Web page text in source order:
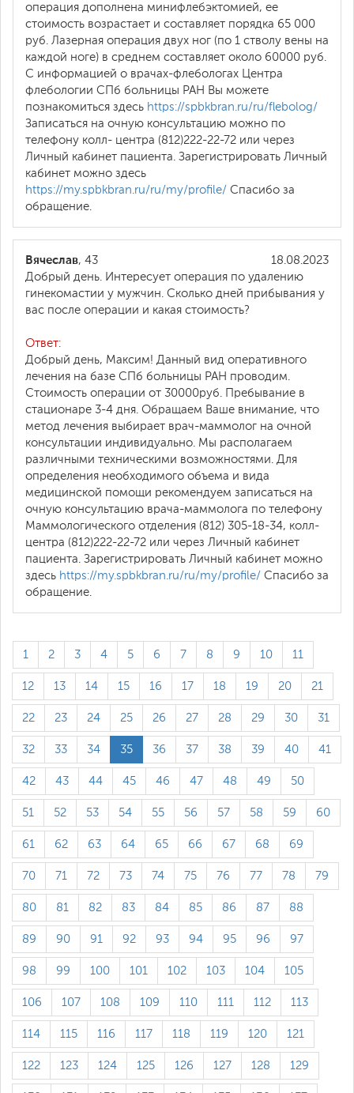
операция дополнена минифлебэктомией, ее
стоимость возрастает и составляет порядка 65 000
руб. Лазерная операция двух ног (по 1 стволу вены на
каждой ноге) в среднем составляет около 60000 руб.
С информацией о врачах-флебологах Центра
флебологии СПб больницы РАН Вы можете
познакомиться здесь https://spbkbran.ru/ru/flebolog/
Записаться на очную консультацию можно по
телефону колл- центра (812)222-22-72 или через
Личный кабинет пациента. Зарегистрировать Личный
кабинет можно здесь
https://my.spbkbran.ru/ru/my/profile/ Спасибо за
обращение.
18.08.2023
Вячеслав, 43
Добрый день. Интересует операция по удалению
гинекомастии у мужчин. Сколько дней прибывания у
вас после операции и какая стоимость?
Ответ:
Добрый день, Максим! Данный вид оперативного
лечения на базе СПб больницы РАН проводим.
Стоимость операции от 30000руб. Пребывание в
стационаре 3-4 дня. Обращаем Ваше внимание, что
метод лечения выбирает врач-маммолог на очной
консультации индивидуально. Мы располагаем
различными техническими возможностями. Для
определения необходимого объема и вида
медицинской помощи рекомендуем записаться на
очную консультацию врача-маммолога по телефону
Маммологического отделения (812) 305-18-34, колл-
центра (812)222-22-72 или через Личный кабинет
пациента. Зарегистрировать Личный кабинет можно
здесь https://my.spbkbran.ru/ru/my/profile/ Спасибо за
обращение.
1 2 3 4 5 6 7 8 9 10 11
12 13 14 15 16 17 18 19 20 21
22 23 24 25 26 27 28 29 30 31
32 33 34 35 36 37 38 39 40 41
42 43 44 45 46 47 48 49 50
51 52 53 54 55 56 57 58 59 60
61 62 63 64 65 66 67 68 69
70 71 72 73 74 75 76 77 78 79
80 81 82 83 84 85 86 87 88
89 90 91 92 93 94 95 96 97
98 99 100 101 102 103 104 105
106 107 108 109 110 111 112 113
114 115 116 117 118 119 120 121
122 123 124 125 126 127 128 129